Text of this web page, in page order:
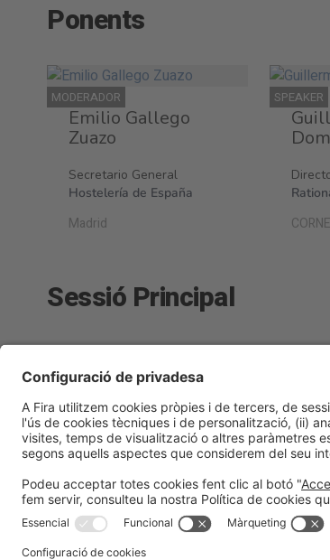
Ponents
MODERADOR
Emilio Gallego
Zuazo
Secretario General
Hostelería de España
Madrid
SPEAKER
Sessió Principal
Informació general Avís legalPolítica de